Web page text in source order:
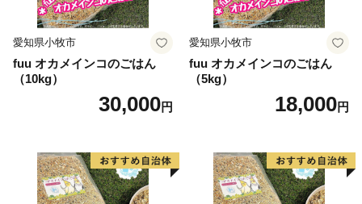
愛知県小牧市
fuu オカメインコのごはん
（10kg）
30,000円
愛知県小牧市
fuu オカメインコのごはん
（5kg）
18,000円